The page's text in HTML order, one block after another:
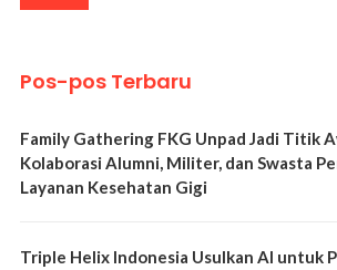
Pos-pos Terbaru
Family Gathering FKG Unpad Jadi Titik
Kolaborasi Alumni, Militer, dan Swasta
Layanan Kesehatan Gigi
Triple Helix Indonesia Usulkan AI untuk